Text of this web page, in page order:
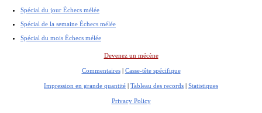
Spécial du jour Échecs mélée
Spécial de la semaine Échecs mélée
Spécial du mois Échecs mélée
Devenez un mécène
Commentaires| Casse-tête spécifique
Impression en grande quantité | Tableau des records | Statistiques
Privacy Policy